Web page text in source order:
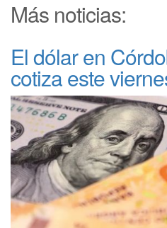
Más noticias:
El dólar en
cotiza este